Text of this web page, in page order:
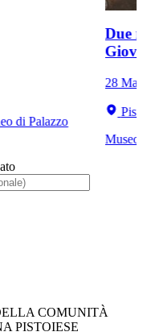
di Palazzo
Due
28
Museo
COMUNITÀ
PISTOIESE